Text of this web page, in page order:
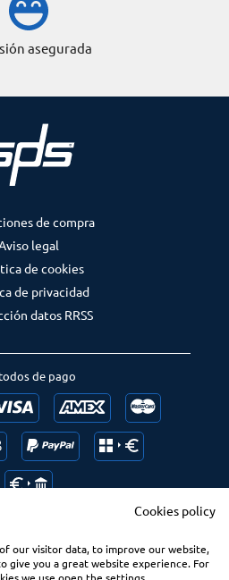
asegurada
de pago
Ranking us
de compra
legal
de cookies
de privacidad
datos RRSS
Cookies policy
our visitor data, to improve our website,
give you a great website experience. For